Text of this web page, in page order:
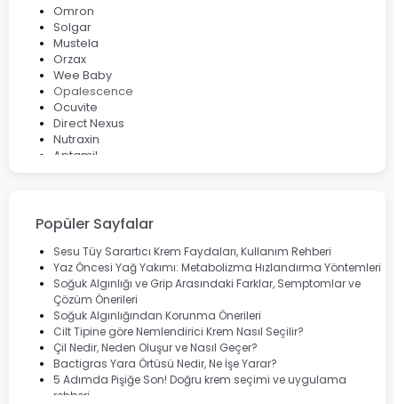
Omron
Solgar
Mustela
Orzax
Wee Baby
Opalescence
Ocuvite
Direct Nexus
Nutraxin
Aptamil
Lansinoh
Cebrolux
Dermoskin
Marvis
Rcfarma
Popüler Sayfalar
Sesu Tüy Sarartıcı Krem Faydaları, Kullanım Rehberi
Yaz Öncesi Yağ Yakımı: Metabolizma Hızlandırma Yöntemleri
Soğuk Algınlığı ve Grip Arasındaki Farklar, Semptomlar ve
Çözüm Önerileri
Soğuk Algınlığından Korunma Önerileri
Cilt Tipine göre Nemlendirici Krem Nasıl Seçilir?
Çil Nedir, Neden Oluşur ve Nasıl Geçer?
Bactigras Yara Örtüsü Nedir, Ne İşe Yarar?
5 Adımda Pişiğe Son! Doğru krem seçimi ve uygulama
rehberi